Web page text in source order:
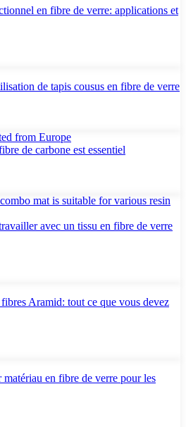
en fibre de verre: applications et
de tapis cousus en fibre de verre
de carbone est essentiel
avec un tissu en fibre de verre
Aramid: tout ce que vous devez
en fibre de verre pour les